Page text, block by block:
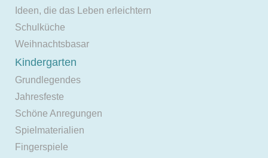
Ideen, die das Leben erleichtern
Schulküche
Weihnachtsbasar
Kindergarten
Grundlegendes
Jahresfeste
Schöne Anregungen
Spielmaterialien
Fingerspiele